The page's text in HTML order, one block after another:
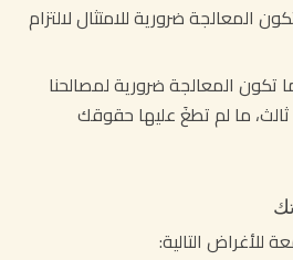
المعالجة ضرورية للامتثال لالتزام
تكون المعالجة ضرورية لمصالحنا
ما لم تطغَ عليها حقوقك
للأغراض التالية: